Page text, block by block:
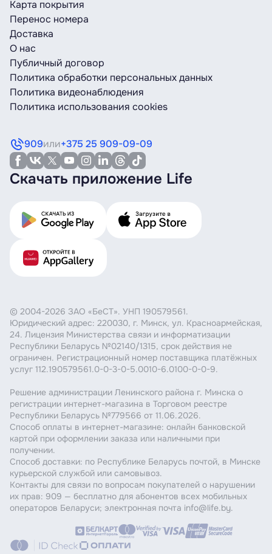
Карта покрытия
Перенос номера
Доставка
О нас
Публичный договор
Политика обработки персональных данных
Политика видеонаблюдения
Политика использования cookies
909или+375 25 909-09-09
Скачать приложение Life
© 2004-2026 ЗАО «БеСТ». УНП 190579561.
Юридический адрес: 220030, г. Минск, ул. Красноармейская,
24. Лицензия Министерства связи и информатизации
Республики Беларусь №02140/1315, срок действия не
ограничен. Регистрационный номер поставщика платёжных
услуг 112.190579561.0-0-3-0-5.0010-6.0100-0-0-9.
Решение администрации Ленинского района г. Минска о
регистрации интернет-магазина в Торговом реестре
Республики Беларусь №779566 от 11.06.2026.
Способ оплаты в интернет-магазине: онлайн банковской
картой при оформлении заказа или наличными при
получении.
Способ доставки: по Республике Беларусь почтой, в Минске
курьерской службой или самовывоз.
Контакты для связи по вопросам покупателей о нарушении
их прав: 909 — бесплатно для абонентов всех мобильных
операторов Беларуси; электронная почта info@life.by.